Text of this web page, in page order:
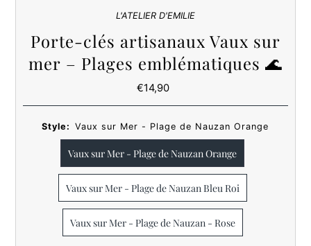
L'ATELIER D'EMILIE
Porte-clés artisanaux Vaux sur
mer – Plages emblématiques 🌊
Prix
€14,90
Style: Vaux sur Mer - Plage de Nauzan Orange
Vaux sur Mer - Plage de Nauzan Orange
Vaux sur Mer - Plage de Nauzan Bleu Roi
Vaux sur Mer - Plage de Nauzan - Rose